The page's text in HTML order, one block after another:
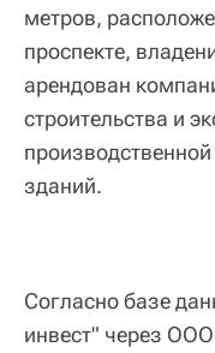
метров,
проспекте,
арендован
строительства и
зданий.
Согласно базе
инвест" через